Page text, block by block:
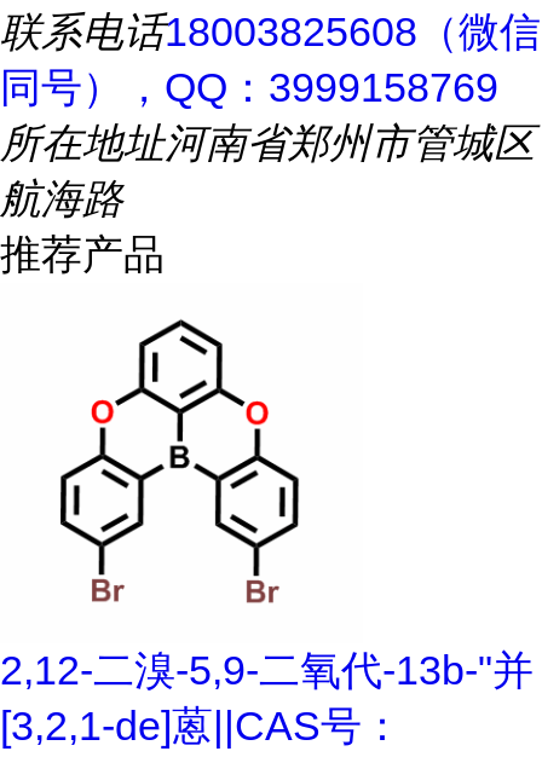
联系电话18003825608（微信
同号），QQ：3999158769
所在地址河南省郑州市管城区
航海路
推荐产品
2,12-二溴-5,9-二氧代-13b-"并
[3,2,1-de]蒽||CAS号：